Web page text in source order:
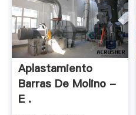
Aplastamiento
Barras De Molino -
E .